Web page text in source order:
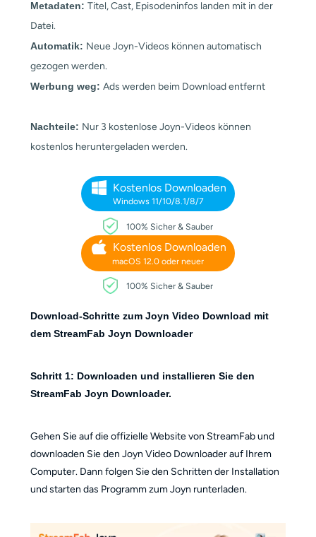
Metadaten: Titel, Cast, Episodeninfos landen mit in der
Datei.
Automatik: Neue Joyn-Videos können automatisch
gezogen werden.
Werbung weg: Ads werden beim Download entfernt
Nachteile: Nur 3 kostenlose Joyn-Videos können
kostenlos heruntergeladen werden.
Kostenlos Downloaden
Windows 11/10/8.1/8/7
100% Sicher & Sauber
Kostenlos Downloaden
macOS 12.0 oder neuer
100% Sicher & Sauber
Download-Schritte zum Joyn Video Download mit
dem StreamFab Joyn Downloader
Schritt 1: Downloaden und installieren Sie den
StreamFab Joyn Downloader.
Gehen Sie auf die offizielle Website von StreamFab und
downloaden Sie den Joyn Video Downloader auf Ihrem
Computer. Dann folgen Sie den Schritten der Installation
und starten das Programm zum Joyn runterladen.